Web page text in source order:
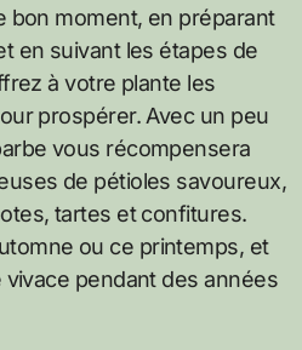
bon moment, en préparant
en suivant les étapes de
à votre plante les
prospérer. Avec un peu
vous récompensera
de pétioles savoureux,
tartes et confitures.
ou ce printemps, et
pendant des années